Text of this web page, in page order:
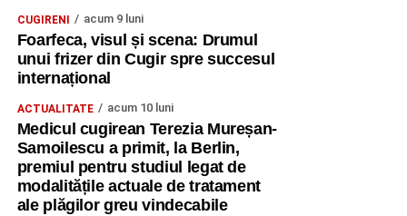
Dimineața și seara iese cu vehiculul până la marginea
orașului, iar în timpul zilei îl folosește inclusiv pentru
cumpărături. Compartimentul de transport îi permite să
pentru necesarul unei persoane.
„Nu este un vehicul pe care îl țin în curte și îl scot doar
duminica. Îl folosesc efectiv în fiecare zi”
inventatorul.
CUGIRENI acum 9 luni
Foarfeca, visul și scena: Drumul
unui frizer din Cugir spre succesul
internațional
ACTUALITATE acum 10 luni
Medicul cugirean Terezia Mureșan-
Samoilescu a primit, la Berlin,
premiul pentru studiul legat de
modalitățile actuale de tratament
ale plăgilor greu vindecabile